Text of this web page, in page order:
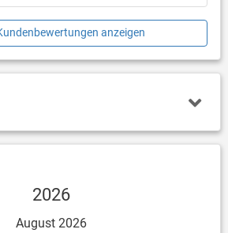
anzeigen
2026
August 2026